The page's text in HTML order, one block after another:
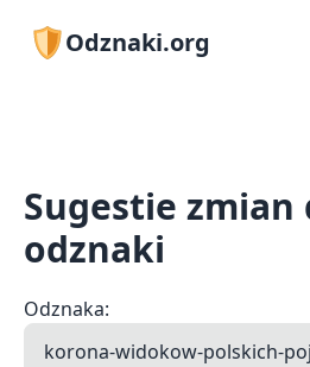
Odznaki.org
Sugestie zmian
odznaki
Odznaka: